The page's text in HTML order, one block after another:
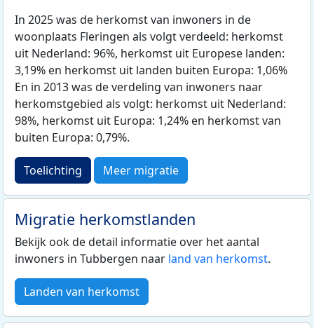
In 2025 was de herkomst van inwoners in de
woonplaats Fleringen als volgt verdeeld: herkomst
uit Nederland: 96%, herkomst uit Europese landen:
3,19% en herkomst uit landen buiten Europa: 1,06%
En in 2013 was de verdeling van inwoners naar
herkomstgebied als volgt: herkomst uit Nederland:
98%, herkomst uit Europa: 1,24% en herkomst van
buiten Europa: 0,79%.
Toelichting Meer migratie
Migratie herkomstlanden
Bekijk ook de detail informatie over het aantal
inwoners in Tubbergen naar land van herkomst.
Landen van herkomst